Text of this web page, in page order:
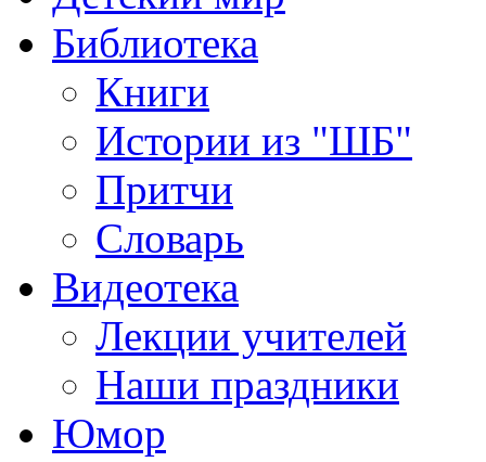
Библиотека
Книги
Истории из "ШБ"
Притчи
Словарь
Видеотека
Лекции учителей
Наши праздники
Юмор